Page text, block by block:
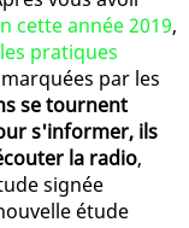
cette année 2019,
les pratiques
par les
se tournent
s'informer, ils
la radio,
signée
étude